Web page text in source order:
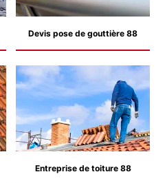
Devis pose de gouttière 88
Entreprise de toiture 88